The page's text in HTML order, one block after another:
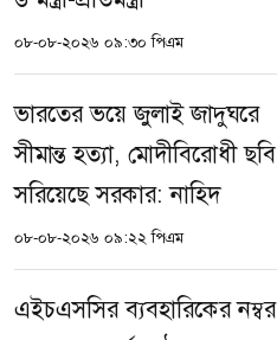
০৮-০৮-২০২৬ ০৯:৩০ পিএম
ভারতের ভয়ে জুলাই জাদুঘরে
সীমান্ত হত্যা, মোদীবিরোধী ছবি
সরিয়েছে সরকার: নাহিদ
০৮-০৮-২০২৬ ০৯:২২ পিএম
এইচএসসির ব্যবহারিকের নম্বর